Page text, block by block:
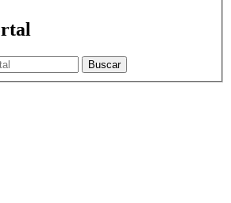
Buscar